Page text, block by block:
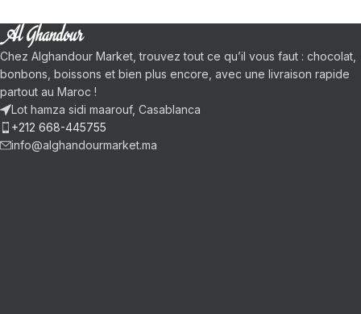
Chez Alghandour Market, trouvez tout ce qu’il vous faut : chocolat,
bonbons, boissons et bien plus encore, avec une livraison rapide
partout au Maroc !
Lot hamza sidi maarouf, Casablanca
+212 668-445755
info@alghandourmarket.ma